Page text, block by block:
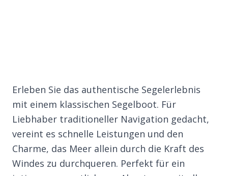
Erleben Sie das authentische Segelerlebnis
mit einem klassischen Segelboot. Für
Liebhaber traditioneller Navigation gedacht,
vereint es schnelle Leistungen und den
Charme, das Meer allein durch die Kraft des
Windes zu durchqueren. Perfekt für ein